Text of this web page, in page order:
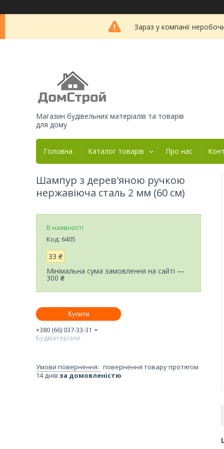
Зараз у компанії
Магазин будівельних матеріалів та товарів
для дому
Головна Каталог товарів Про нас
Шампур з дерев'яною ручкою
нержавіюча сталь 2 мм (60 см)
В наявності
Код: 6405
33 ₴
Мінімальна сума замовлення на сайті —
300 ₴
Купити
+380 (66) 037-33-31
Будматеріали
повернення товару протягом
14 днів за домовленістю